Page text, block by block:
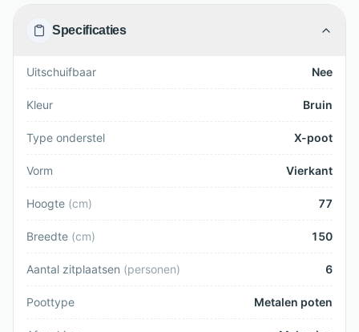
Specificaties
Uitschuifbaar Nee
Kleur Bruin
Type onderstel X-poot
Vorm Vierkant
Hoogte (cm) 77
Breedte (cm) 150
Aantal zitplaatsen (personen) 6
Poottype Metalen poten